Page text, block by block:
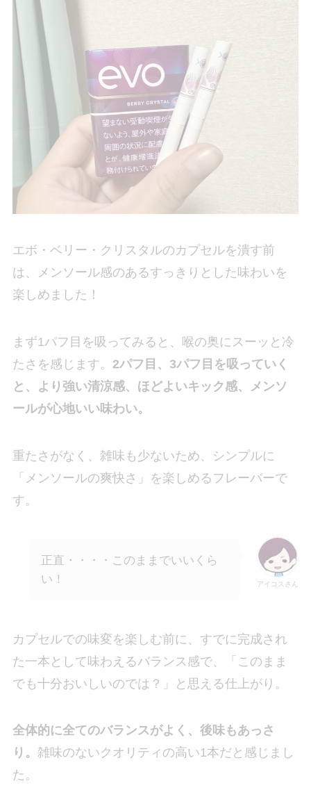
エボ・ベリー・クリスタルのカプセルを潰す前
は、メンソール感のあるすっきりとした味わいを
楽しめました！
まず1パフ目を吸ってみると、喉の奥にスーッと冷
たさを感じます。 2パフ目、3パフ目を吸っていく
と、より強い清涼感、ほどよいキック感、メンソ
ールが心地いい味わい。
重たさがなく、雑味も少ないため、シンプルに
「メンソールの爽快さ」を楽しめるフレーバーで
す。
アイコスさん
正直・・・・このままでいいくら
い！
カプセルでの味変を楽しむ前に、すでに完成され
た一本として味わえるバランス感で、「このまま
でも十分おいしいのでは？」と思える仕上がり。
全体的に全てのバランスがよく、後味もあっさ
り。 雑味のないクオリティの高い1本だと感じまし
た。